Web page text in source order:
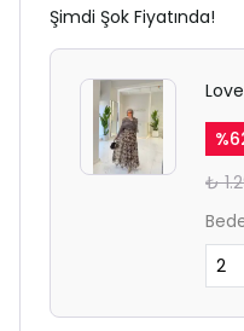
Şimdi Şok Fiyatında!
%
₺